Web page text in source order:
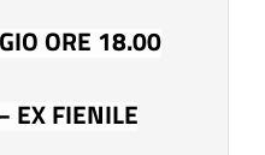
ORE 18.00
EX FIENILE